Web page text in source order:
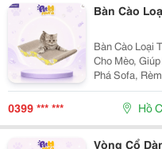
Bàn Cào
Bàn Cào Loại
Cho Mèo,
Phá Sofa,
Chất Liệu
Thoải Mái,
Chỗ Nằm...
0399 *** *** Hồ
Vòng Cổ